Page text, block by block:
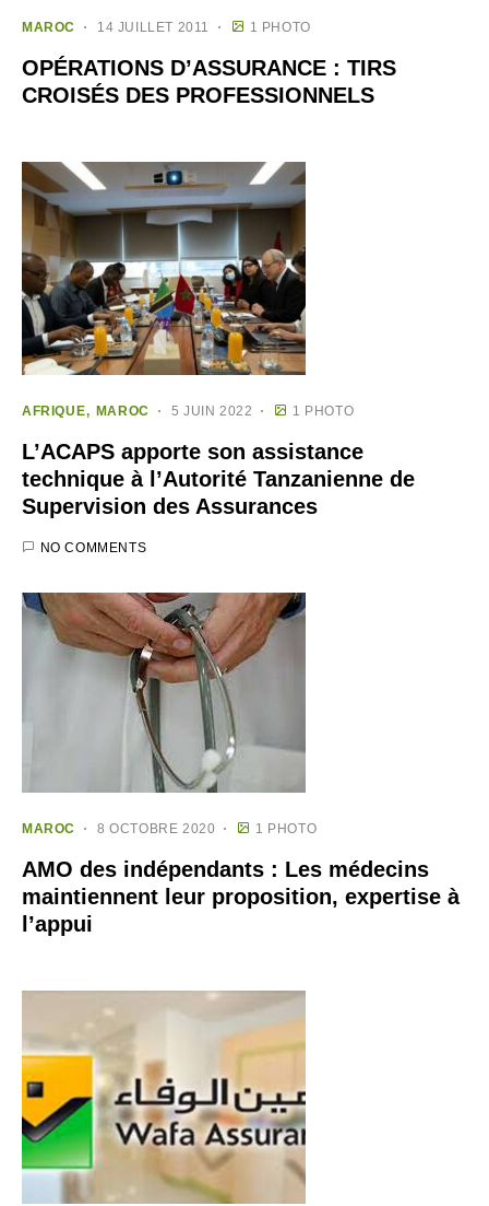
MAROC 14 JUILLET 2011 1 PHOTO
OPÉRATIONS D’ASSURANCE : TIRS
CROISÉS DES PROFESSIONNELS
AFRIQUE MAROC 5 JUIN 2022 1 PHOTO
L’ACAPS apporte son assistance
technique à l’Autorité Tanzanienne de
Supervision des Assurances
NO COMMENTS
MAROC 8 OCTOBRE 2020 1 PHOTO
AMO des indépendants : Les médecins
maintiennent leur proposition, expertise à
l’appui